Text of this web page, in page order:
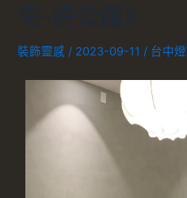
屯-許公館》
裝飾靈感 / 2023-09-11 / 台中